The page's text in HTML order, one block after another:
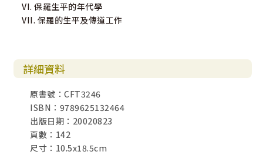
VI. 保羅生平的年代學
VII. 保羅的生平及傳道工作
詳細資料
原書號：CFT3246
ISBN：9789625132464
出版日期：20020823
頁數：142
尺寸：10.5x18.5cm